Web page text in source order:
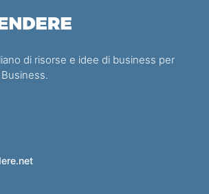
di risorse e idee di business per